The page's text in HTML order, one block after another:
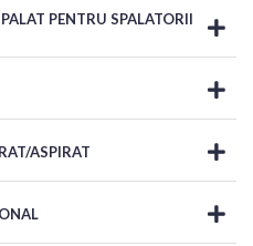
PENTRU SPALATORII
ASPIRAT